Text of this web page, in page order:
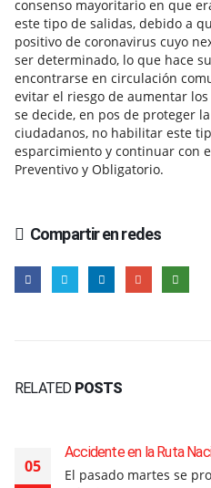
consenso mayoritario en que
este tipo de salidas, debido a
positivo de coronavirus cuyo
ser determinado, lo que hace
encontrarse en circulación
evitar el riesgo de aumentar
se decide, en pos de proteger
ciudadanos, no habilitar este
esparcimiento y continuar con
Preventivo y Obligatorio.
Compartir en redes
RELATED POSTS
05
Accidente en la Ruta
El pasado martes se